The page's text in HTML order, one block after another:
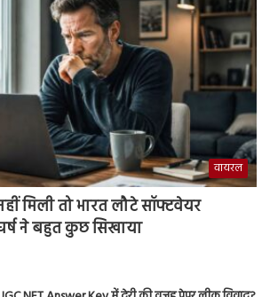
वायरल
मिली तो भारत लौटे सॉफ्टवेयर
ने बहुत कुछ सिखाया